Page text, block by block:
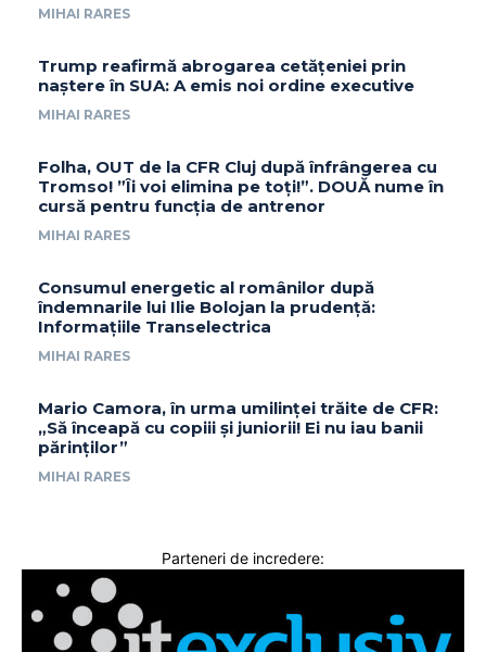
MIHAI RARES
Trump reafirmă abrogarea cetățeniei prin
naștere în SUA: A emis noi ordine executive
MIHAI RARES
Folha, OUT de la CFR Cluj după înfrângerea cu
Tromso! ”Îi voi elimina pe toți!”. DOUĂ nume în
cursă pentru funcția de antrenor
MIHAI RARES
Consumul energetic al românilor după
îndemnarile lui Ilie Bolojan la prudență:
Informațiile Transelectrica
MIHAI RARES
Mario Camora, în urma umilinței trăite de CFR:
„Să înceapă cu copiii și juniorii! Ei nu iau banii
părinților”
MIHAI RARES
Parteneri de incredere: